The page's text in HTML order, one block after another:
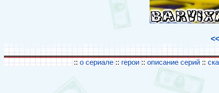
<<
:: о сериале:: герои::описание серий::